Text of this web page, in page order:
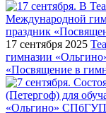
17 сентября 2025
гимназии
«Посвящение в